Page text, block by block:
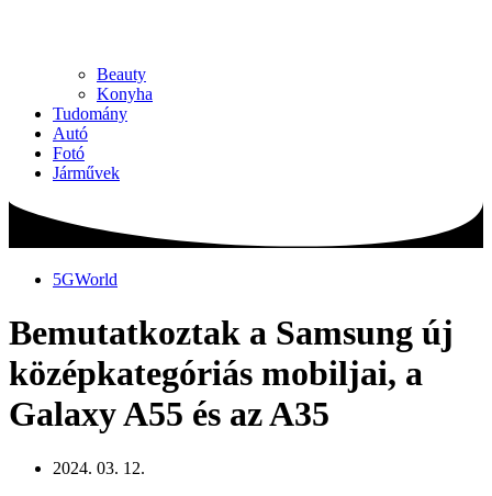
Beauty
Konyha
Tudomány
Autó
Fotó
Járművek
5GWorld
Bemutatkoztak a Samsung új
középkategóriás mobiljai, a
Galaxy A55 és az A35
2024. 03. 12.